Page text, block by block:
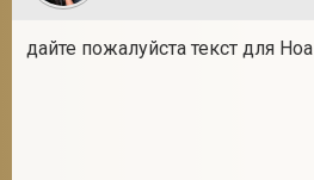
дайте пожалуйста текст для Ноа